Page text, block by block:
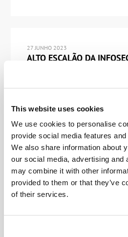
This website uses cookies
We use cookies to personalise
provide social media features
We also share information about
our social media, advertising and
may combine it with other
provided to them or that they’ve
of their services.
27 JUNHO 2023
ALTO ESCALÃO DA
aplausos, vivas e assobios! Eis
este ano teremos nossa 15ª
Décima quinta?! Gente… o tempo
finalmente estamos de volta ao
RETROSPECTIVA 2022:
metade do caminho. Espere – na